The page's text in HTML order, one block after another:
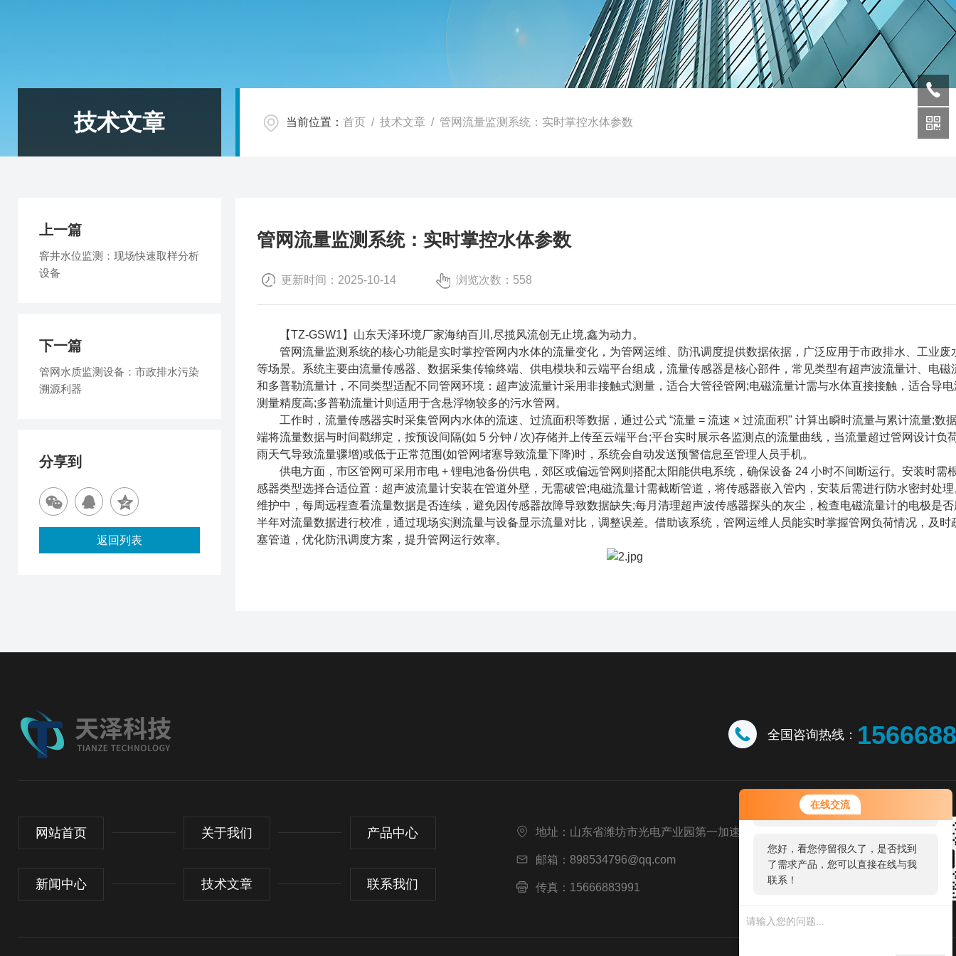
在线交流
您好！欢迎前来咨询，很高兴为您
服务，请问您要咨询什么问题呢？
您好，看您停留很久了，是否找到
了需求产品，您可以直接在线与我
联系！
技术文章 当前位置： 首页 / 技术文章 / 管网流量监测系统：实时掌控水体参数​
管网流量监测系统：实时掌控水体参数​
更新时间：2025-10-14 浏览次数：558
【TZ-GSW1】山东天泽环境厂家海纳百川,尽揽风流创无止境,鑫为动力。
管网流量监测系统的核心功能是实时掌控管网内水体的流量变化，为管网运维、防汛调度提供数据依据，广泛应用于市政排水、工业废
等场景。系统主要由流量传感器、数据采集传输终端、供电模块和云端平台组成，流量传感器是核心部件，常见类型有超声波流量计、电磁
和多普勒流量计，不同类型适配不同管网环境：超声波流量计采用非接触式测量，适合大管径管网;电磁流量计需与水体直接接触，适合导
测量精度高;多普勒流量计则适用于含悬浮物较多的污水管网。
工作时，流量传感器实时采集管网内水体的流速、过流面积等数据，通过公式 “流量 = 流速 × 过流面积" 计算出瞬时流量与累计流量;数
端将流量数据与时间戳绑定，按预设间隔(如 5 分钟 / 次)存储并上传至云端平台;平台实时展示各监测点的流量曲线，当流量超过管网设计负
雨天气导致流量骤增)或低于正常范围(如管网堵塞导致流量下降)时，系统会自动发送预警信息至管理人员手机。
供电方面，市区管网可采用市电 + 锂电池备份供电，郊区或偏远管网则搭配太阳能供电系统，确保设备 24 小时不间断运行。安装时需
感器类型选择合适位置：超声波流量计安装在管道外壁，无需破管;电磁流量计需截断管道，将传感器嵌入管内，安装后需进行防水密封处
维护中，每周远程查看流量数据是否连续，避免因传感器故障导致数据缺失;每月清理超声波传感器探头的灰尘，检查电磁流量计的电极是
半年对流量数据进行校准，通过现场实测流量与设备显示流量对比，调整误差。借助该系统，管网运维人员能实时掌握管网负荷情况，及时
塞管道，优化防汛调度方案，提升管网运行效率。
上一篇
窨井水位监测：现场快速取样分析
设备​
下一篇
管网水质监测设备：市政排水污染
溯源利器​
分享到
返回列表
全国咨询热线：
网站首页 关于我们 产品中心
新闻中心 技术文章 联系我们
地址：山东省潍坊市光电产业园第一加速器
邮箱：898534796@qq.com
传真：15666883991